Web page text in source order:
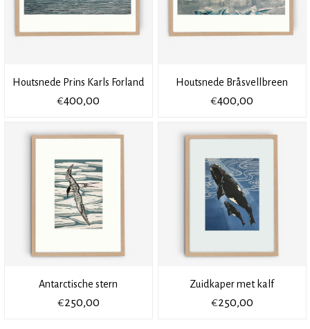
Houtsnede Prins Karls Forland
€400,00
Houtsnede Bråsvellbreen
€400,00
Antarctische stern
€250,00
Zuidkaper met kalf
€250,00